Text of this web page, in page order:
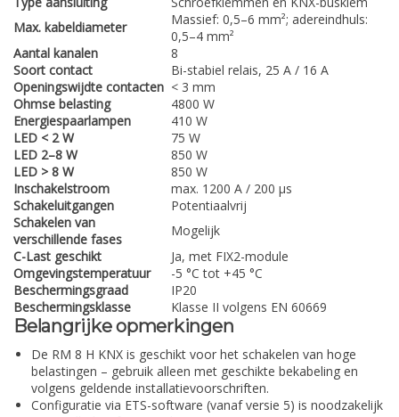
Max. kabeldiameter
Massief: 0,5–6 mm²; adereindhuls:
0,5–4 mm²
Aantal kanalen
8
Soort contact
Bi-stabiel relais, 25 A / 16 A
Openingswijdte contacten < 3 mm
Ohmse belasting
4800 W
Energiespaarlampen
410 W
LED < 2 W
75 W
LED 2–8 W
850 W
LED > 8 W
850 W
Inschakelstroom
max. 1200 A / 200 µs
Schakeluitgangen
Potentiaalvrij
Schakelen van
verschillende fases
Mogelijk
C-Last geschikt
Ja, met FIX2-module
Omgevingstemperatuur
-5 °C tot +45 °C
Beschermingsgraad
IP20
Beschermingsklasse
Klasse II volgens EN 60669
Belangrijke opmerkingen
De RM 8 H KNX is geschikt voor het schakelen van hoge
belastingen – gebruik alleen met geschikte bekabeling en
volgens geldende installatievoorschriften.
Configuratie via ETS-software (vanaf versie 5) is noodzakelijk